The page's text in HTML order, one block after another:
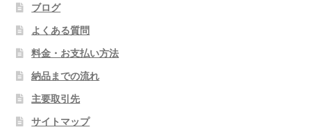
ブログ
よくある質問
料金・お支払い方法
納品までの流れ
主要取引先
サイトマップ